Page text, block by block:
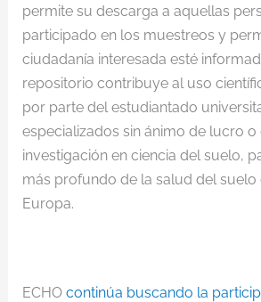
permite su descarga a aquellas
participado en los muestreos y
ciudadanía interesada esté
repositorio contribuye al uso
por parte del estudiantado
especializados sin ánimo de lucro
investigación en ciencia del suelo,
más profundo de la salud del suelo
Europa.
ECHO continúa buscando la